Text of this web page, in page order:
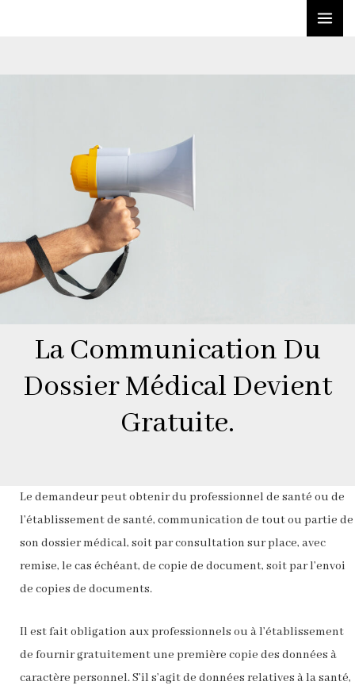
La Communication Du
Dossier Médical Devient
Gratuite.
Le demandeur peut obtenir du professionnel de santé ou de
l’établissement de santé, communication de tout ou partie de
son dossier médical, soit par consultation sur place, avec
remise, le cas échéant, de copie de document, soit par l’envoi
de copies de documents.
Il est fait obligation aux professionnels ou à l’établissement
de fournir gratuitement une première copie des données à
caractère personnel. S’il s’agit de données relatives à la santé,